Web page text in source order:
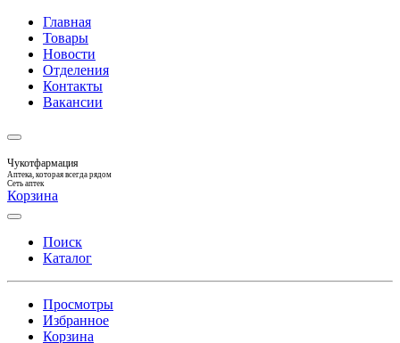
Главная
Товары
Новости
Отделения
Контакты
Вакансии
Чукотфармация
Аптека, которая всегда рядом
Сеть аптек
Корзина
Поиск
Каталог
Просмотры
Избранное
Корзина